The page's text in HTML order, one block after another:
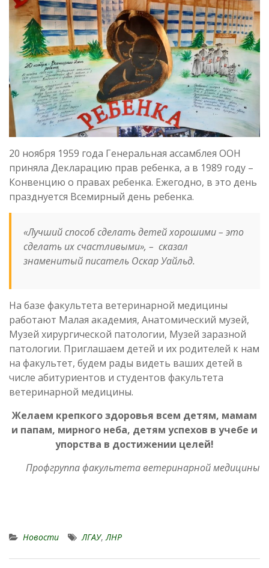
20 ноября 1959 года Генеральная ассамблея ООН
приняла Декларацию прав ребенка, а в 1989 году –
Конвенцию о правах ребенка. Ежегодно, в это день
празднуется Всемирный день ребенка.
«Лучший способ сделать детей хорошими – это
сделать их счастливыми», – сказал
знаменитый писатель Оскар Уайльд.
На базе факультета ветеринарной медицины
работают Малая академия, Анатомический музей,
Музей хирургической патологии, Музей заразной
патологии. Приглашаем детей и их родителей к нам
на факультет, будем рады видеть ваших детей в
числе абитуриентов и студентов факультета
ветеринарной медицины.
Желаем крепкого здоровья всем детям, мамам
и папам, мирного неба, детям успехов в учебе и
упорства в достижении целей!
Профгруппа факультета ветеринарной медицины
Новости ЛГАУ,ЛНР